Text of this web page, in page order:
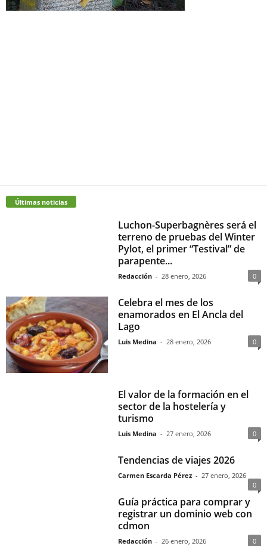
Últimas noticias
Luchon-Superbagnères será el
terreno de pruebas del Winter
Pylot, el primer “Testival” de
parapente...
Redacción - 28 enero, 2026 0
Celebra el mes de los
enamorados en El Ancla del
Lago
Luis Medina - 28 enero, 2026 0
El valor de la formación en el
sector de la hostelería y
turismo
Luis Medina - 27 enero, 2026 0
Tendencias de viajes 2026
Carmen Escarda Pérez - 27 enero, 2026
0
Guía práctica para comprar y
registrar un dominio web con
cdmon
Redacción - 26 enero, 2026 0